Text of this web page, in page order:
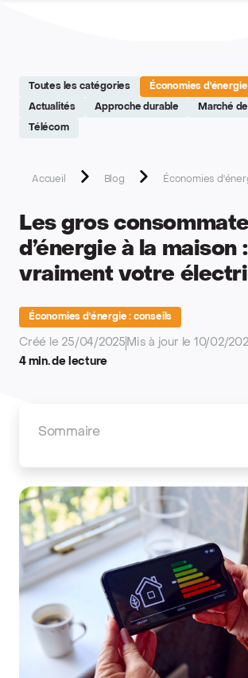
Toutes les catégories Économies
Actualités Approche durable Marché
Télécom
Accueil Blog Économies
Les gros
d’énergie à la maison
vraiment votre
Économies d'énergie : conseils
Créé le 25/04/2025 Mis à jour le 10/02/
4 min. de lecture
Sommaire